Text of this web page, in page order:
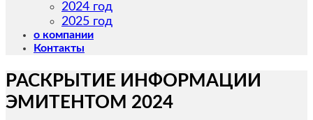
2024 год
2025 год
o компании
Контакты
РАСКРЫТИЕ ИНФОРМАЦИИ
ЭМИТЕНТОМ 2024